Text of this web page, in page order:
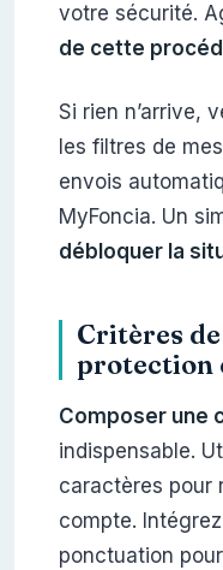
votre sécurité.
de cette
Si rien n’arrive,
les filtres de
envois
MyFoncia. Un
débloquer la
Critères
protection
Composer une
indispensable.
caractères pour
compte.
ponctuation